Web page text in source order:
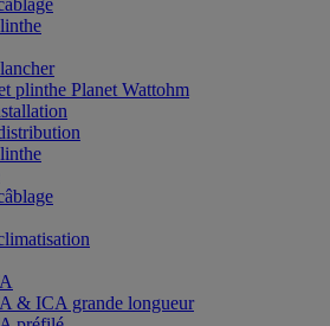
plinthe Planet Wattohm
& ICA grande longueur